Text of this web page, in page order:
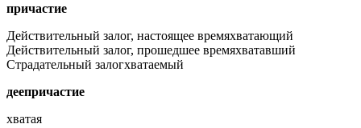
причастие
Действительный залог, настоящее времяхватающий
Действительный залог, прошедшее времяхватавший
Страдательный залогхватаемый
деепричастие
хватая